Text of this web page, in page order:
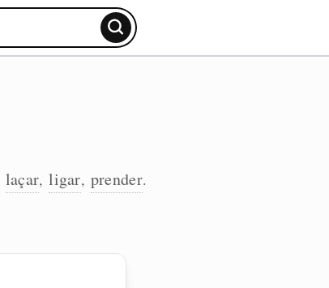
laçar, ligar, prender.